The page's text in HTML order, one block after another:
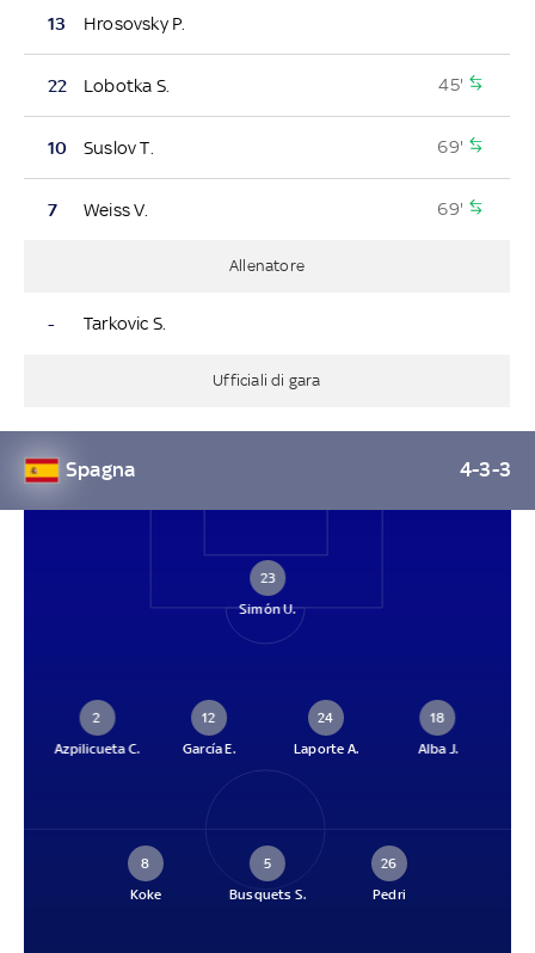
13 Hrosovsky P.
22 Lobotka S. 45'
10 Suslov T. 69'
7 Weiss V. 69'
Allenatore
- Tarkovic S.
Ufficiali di gara
Spagna 4-3-3
23
Simón U.
2
Azpilicueta C.
12
García E.
24
Laporte A.
18
Alba J.
8
Koke
5
Busquets S.
26
Pedri